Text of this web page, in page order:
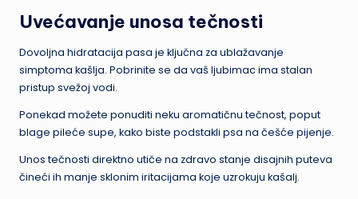
Uvećavanje unosa tečnosti
Dovoljna hidratacija pasa je ključna za ublažavanje
simptoma kašlja. Pobrinite se da vaš ljubimac ima stalan
pristup svežoj vodi.
Ponekad možete ponuditi neku aromatičnu tečnost, poput
blage pileće supe, kako biste podstakli psa na češće pijenje.
Unos tečnosti direktno utiče na zdravo stanje disajnih puteva
čineći ih manje sklonim iritacijama koje uzrokuju kašalj.